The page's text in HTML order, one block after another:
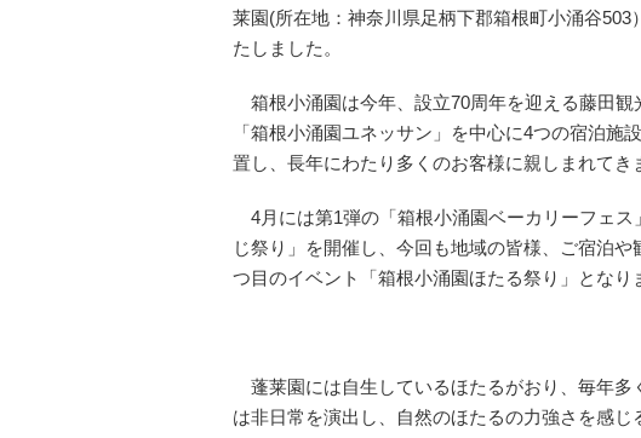
莱園(所在地：神奈川県足柄下郡箱根町小涌谷
たしました。
箱根小涌園は今年、設立70周年を迎える藤田
「箱根小涌園ユネッサン」を中心に4つの宿泊
置し、長年にわたり多くのお客様に親しまれてき
4月には第1弾の「箱根小涌園ベーカリーフェ
じ祭り」を開催し、今回も地域の皆様、ご宿泊
つ目のイベント「箱根小涌園ほたる祭り」となり
蓬莱園には自生しているほたるがおり、毎年多
は非日常を演出し、自然のほたるの力強さを感